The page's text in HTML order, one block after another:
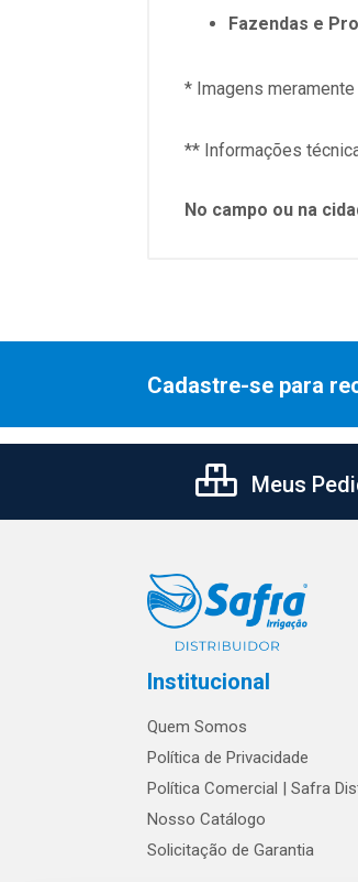
Fazendas e
* Imagens
** Informações
No campo ou na
Cadastre-se para
Meus
Institucional
Quem Somos
Política de Privacidade
Política Comercial | Safra
Nosso Catálogo
Solicitação de Garantia